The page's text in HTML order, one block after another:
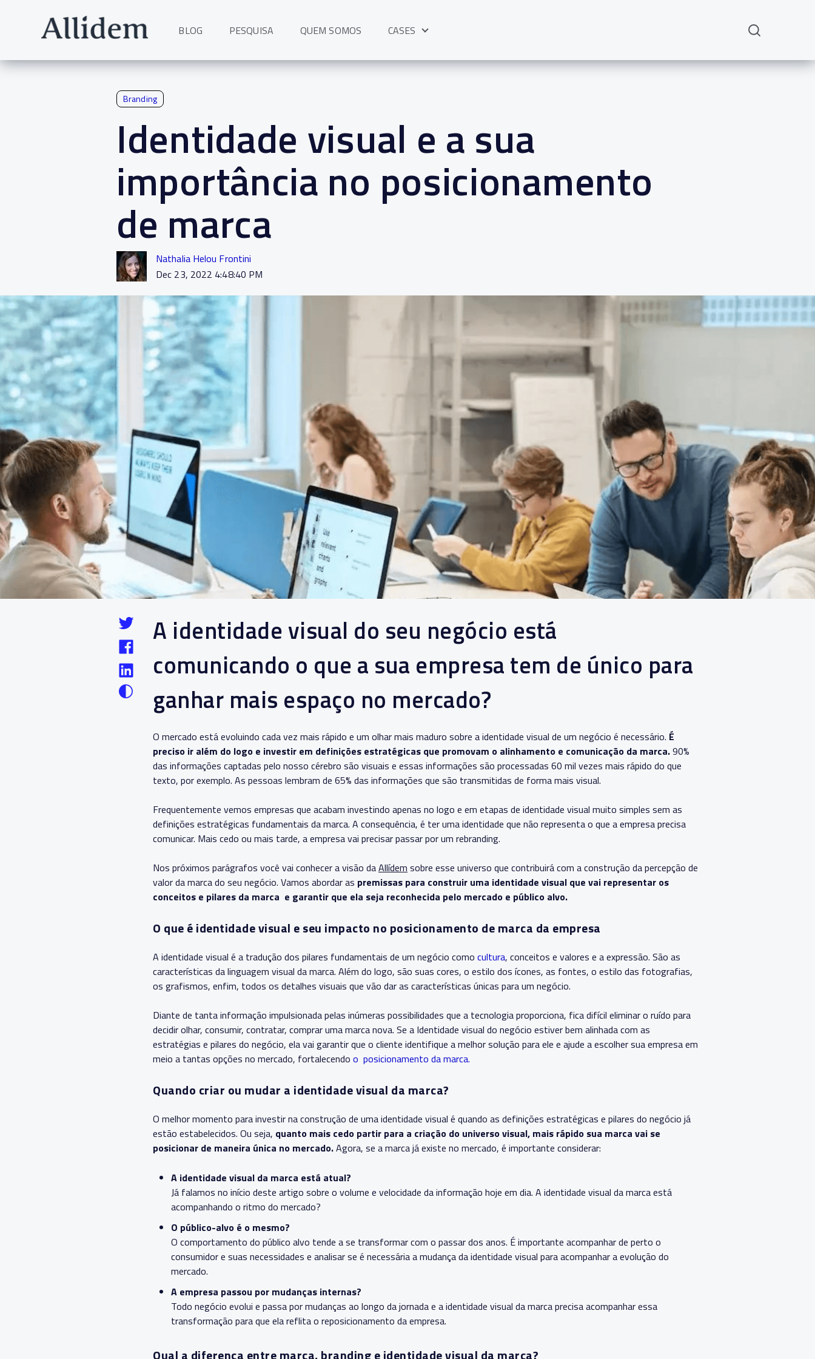
BLOG PESQUISA QUEM SOMOS CASES Show submenu for CASES
Branding
Identidade visual e a sua
importância no posicionamento
de marca
Nathalia Helou Frontini
Dec 23, 2022 4:48:40 PM
A identidade visual do seu negócio está
comunicando o que a sua empresa tem de único para
ganhar mais espaço no mercado?
O mercado está evoluindo cada vez mais rápido e um olhar mais maduro sobre a identidade visual de um negócio é necessário. É
preciso ir além do logo e investir em definições estratégicas que promovam o alinhamento e comunicação da marca.90%
das informações captadas pelo nosso cérebro são visuais e essas informações são processadas 60 mil vezes mais rápido do que
texto, por exemplo. As pessoas lembram de 65% das informações que são transmitidas de forma mais visual.
Frequentemente vemos empresas que acabam investindo apenas no logo e em etapas de identidade visual muito simples sem as
definições estratégicas fundamentais da marca. A consequência, é ter uma identidade que não representa o que a empresa precisa
comunicar. Mais cedo ou mais tarde, a empresa vai precisar passar por um rebranding.
Nos próximos parágrafos você vai conhecer a visão daAllídem sobre esse universo que contribuirá com a construção da percepção de
valor da marca do seu negócio. Vamos abordar as premissas para construir uma identidade visual que vai representar os
conceitos e pilares da marca e garantir que ela seja reconhecida pelo mercado e público alvo.
O que é identidade visual e seu impacto no posicionamento de marca da empresa
A identidade visual é a tradução dos pilares fundamentais de um negócio como cultura, conceitos e valores e a expressão. São as
características da linguagem visual da marca. Além do logo, são suas cores, o estilo dos ícones, as fontes, o estilo das fotografias,
os grafismos, enfim, todos os detalhes visuais que vão dar as características únicas para um negócio.
Diante de tanta informação impulsionada pelas inúmeras possibilidades que a tecnologia proporciona, fica difícil eliminar o ruído para
decidir olhar, consumir, contratar, comprar uma marca nova. Se a Identidade visual do negócio estiver bem alinhada com as
estratégias e pilares do negócio, ela vai garantir que o cliente identifique a melhor solução para ele e ajude a escolher sua empresa em
meio a tantas opções no mercado, fortalecendo o posicionamento da marca.
Quando criar ou mudar a identidade visual da marca?
O melhor momento para investir na construção de uma identidade visual é quando as definições estratégicas e pilares do negócio já
estão estabelecidos. Ou seja, quanto mais cedo partir para a criação do universo visual, mais rápido sua marca vai se
posicionar de maneira única no mercado.Agora, se a marca já existe no mercado, é importante considerar:
A identidade visual da marca está atual?
Já falamos no início deste artigo sobre o volume e velocidade da informação hoje em dia. A identidade visual da marca está
acompanhando o ritmo do mercado?
O público-alvo é o mesmo?
O comportamento do público alvo tende a se transformar com o passar dos anos. É importante acompanhar de perto o
consumidor e suas necessidades e analisar se é necessária a mudança da identidade visual para acompanhar a evolução do
mercado.
A empresa passou por mudanças internas?
Todo negócio evolui e passa por mudanças ao longo da jornada e a identidade visual da marca precisa acompanhar essa
transformação para que ela reflita o reposicionamento da empresa.